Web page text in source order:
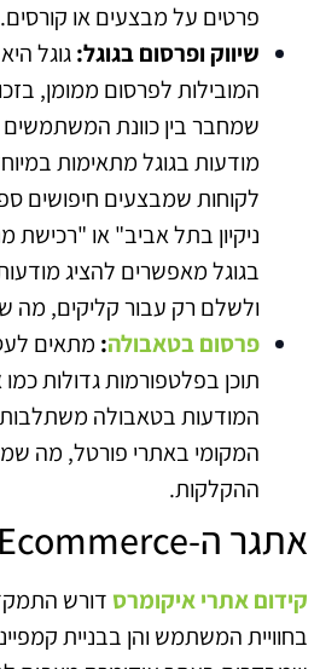
פרטים על מבצעים או קורסים.
שיווק ופרסום בגוגל:גוגל
המובילות לפרסום ממומן,
שמחבר בין כוונת
מודעות בגוגל מתאימות
לקוחות שמבצעים חיפושים
ניקיון בתל אביב" או "רכישת
בגוגל מאפשרים להציג
ולשלם רק עבור קליקים, מה
פרסום בטאבולה: מתאים
תוכן בפלטפורמות גדולות
המודעות בטאבולה משתלבות
המקומי באתרי פורטל, מה
ההקלקות.
אתגר ה-Ecommerce
קידום אתרי איקומרס דורש
בחוויית המשתמש והן בבניית